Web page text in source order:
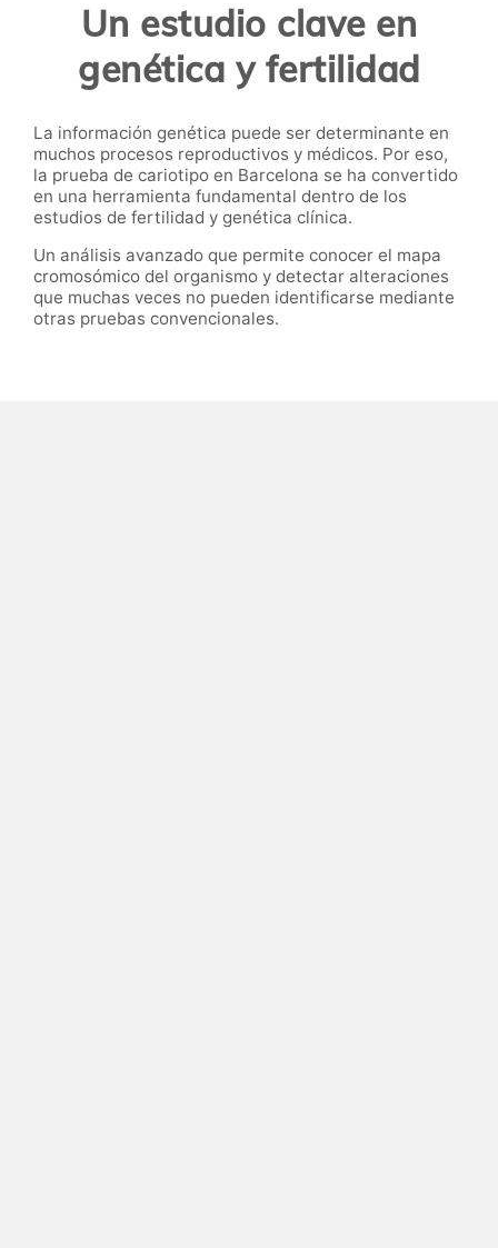
Un estudio clave en
genética y fertilidad
La información genética puede ser determinante en
muchos procesos reproductivos y médicos. Por eso,
la prueba de cariotipo en Barcelona se ha convertido
en una herramienta fundamental dentro de los
estudios de fertilidad y genética clínica.
Un análisis avanzado que permite conocer el mapa
cromosómico del organismo y detectar alteraciones
que muchas veces no pueden identificarse mediante
otras pruebas convencionales.